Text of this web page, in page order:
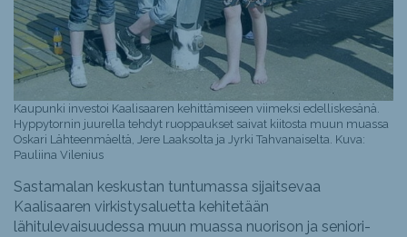
Kaupunki investoi Kaalisaaren kehittämiseen viimeksi edelliskesänä.
Hyppytornin juurella tehdyt ruoppaukset saivat kiitosta muun muassa
Oskari Lähteenmäeltä, Jere Laaksolta ja Jyrki Tahvanaiselta. Kuva:
Pauliina Vilenius
Sastamalan keskustan tuntumassa sijaitsevaa
Kaalisaaren virkistysaluetta kehitetään
lähitulevaisuudessa muun muassa nuorison ja seniori-